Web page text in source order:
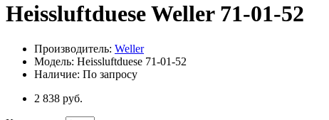
Heissluftduese Weller 71-01-52
Производитель: Weller
Модель: Heissluftduese 71-01-52
Наличие: По запросу
2 838 руб.